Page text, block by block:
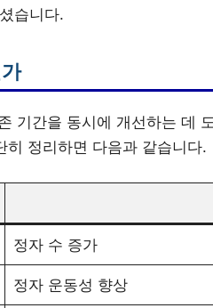
습니다.
기간을 동시에 개선하는 데
히 정리하면 다음과 같습니다.
정자 수 증가
정자 운동성 향상